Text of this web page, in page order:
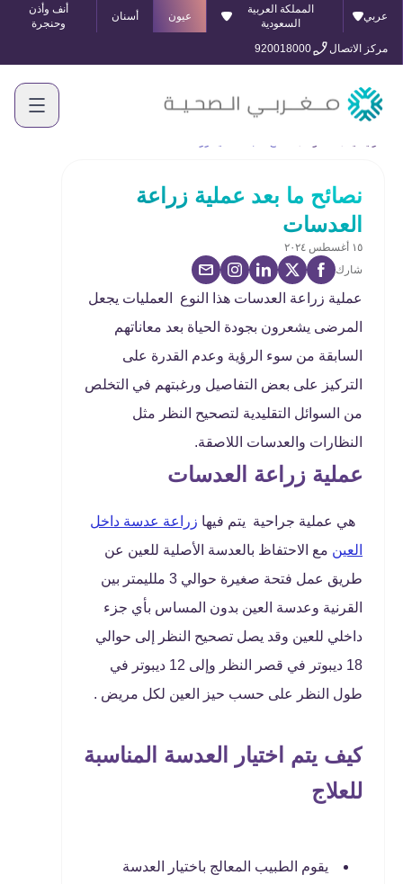
عربي
المملكة العربية
السعودية
عيون أسنان
أنف وأذن
وحنجرة
مركز الاتصال
920018000
نصائح ما بعد عملية زراعة
العدسات
١٥ أغسطس ٢٠٢٤
شارك
عملية زراعة العدسات هذا النوع العمليات يجعل
المرضى يشعرون بجودة الحياة بعد معاناتهم
السابقة من سوء الرؤية وعدم القدرة على
التركيز على بعض التفاصيل ورغبتهم في التخلص
من السوائل التقليدية لتصحيح النظر مثل
النظارات والعدسات اللاصقة.
عملية زراعة العدسات
هي عملية جراحية يتم فيها زراعة عدسة داخل
العين مع الاحتفاظ بالعدسة الأصلية للعين عن
طريق عمل فتحة صغيرة حوالي 3 ملليمتر بين
القرنية وعدسة العين بدون المساس بأي جزء
داخلي للعين وقد يصل تصحيح النظر إلى حوالي
18 ديبوتر في قصر النظر وإلى 12 ديبوتر في
طول النظر على حسب حيز العين لكل مريض .
كيف يتم اختيار العدسة المناسبة
للعلاج
يقوم الطبيب المعالج باختيار العدسة